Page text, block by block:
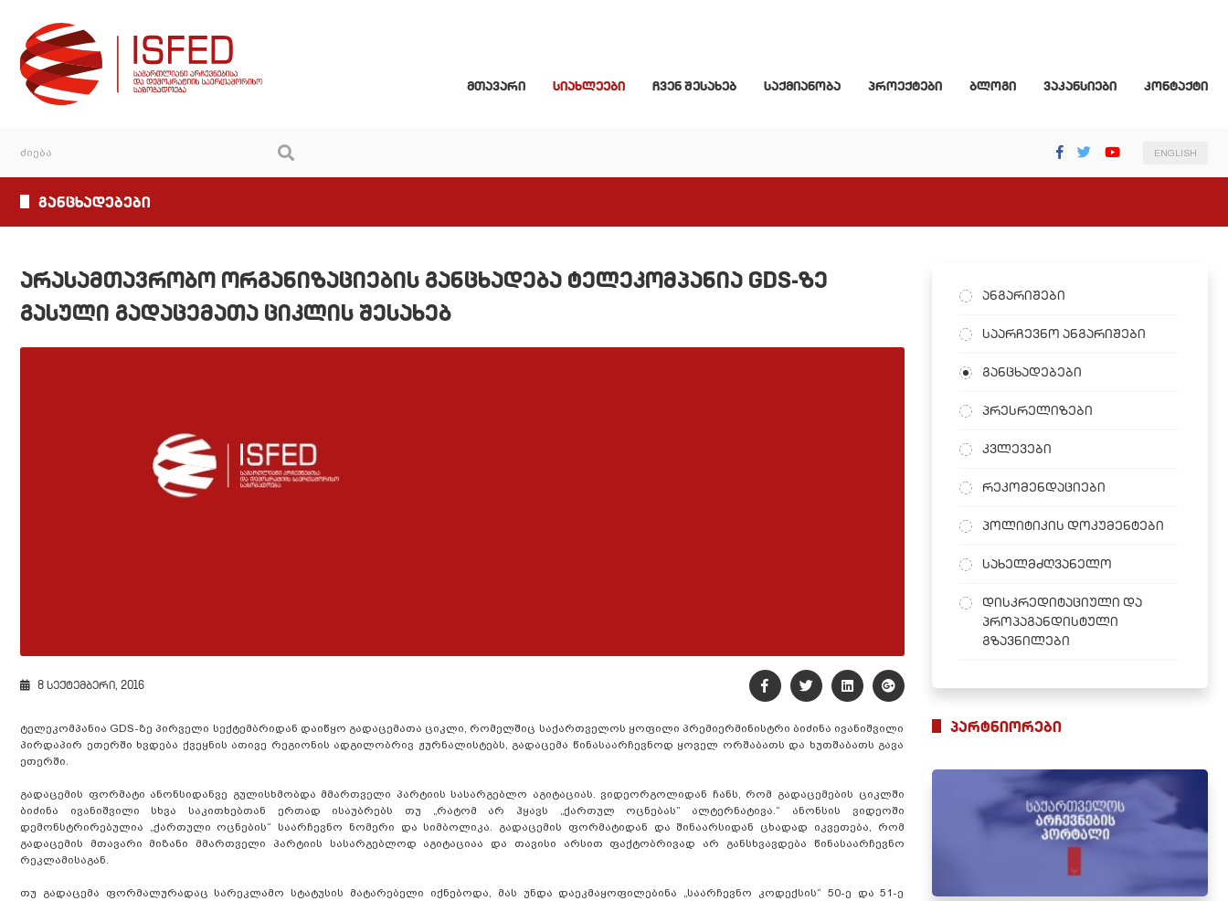
მთავარი სიახლეები ჩვენ შესახებ საქმიანობა პროექტები ბლოგი ვაკანსიები კონტაქტი
ENGLISH
განცხადებები
არასამთავრობო ორგანიზაციების განცხადება ტელეკომპანია GDS-ზე
გასული გადაცემათა ციკლის შესახებ
8 სექტემბერი, 2016
ტელეკომპანია GDS-ზე პირველი სექტემბრიდან დაიწყო გადაცემათა ციკლი, რომელშიც საქართველოს ყოფილი პრემიერმინისტრი ბიძინა ივანიშვილი
პირდაპირ ეთერში ხვდება ქვეყნის ათივე რეგიონის ადგილობრივ ჟურნალისტებს, გადაცემა წინასაარჩევნოდ ყოველ ორშაბათს და ხუთშაბათს გავა
ეთერში.
გადაცემის ფორმატი ანონსიდანვე გულისხმობდა მმართველი პარტიის სასარგებლო აგიტაციას. ვიდეორგოლიდან ჩანს, რომ გადაცემების ციკლში
ბიძინა ივანიშვილი სხვა საკითხებთან ერთად ისაუბრებს თუ „რატომ არ ჰყავს „ქართულ ოცნებას” ალტერნატივა.“ ანონსის ვიდეოში
დემონსტრირებულია „ქართული ოცნების“ საარჩევნო ნომერი და სიმბოლიკა. გადაცემის ფორმატიდან და შინაარსიდან ცხადად იკვეთება, რომ
გადაცემის მთავარი მიზანი მმართველი პარტიის სასარგებლოდ აგიტაციაა და თავისი არსით ფაქტობრივად არ განსხვავდება წინასაარჩევნო
რეკლამისაგან.
თუ გადაცემა ფორმალურადაც სარეკლამო სტატუსის მატარებელი იქნებოდა, მას უნდა დაეკმაყოფილებინა „საარჩევნო კოდექსის“ 50-ე და 51-ე
ანგარიშები
საარჩევნო ანგარიშები
განცხადებები
პრესრელიზები
კვლევები
რეკომენდაციები
პოლიტიკის დოკუმენტები
სახელმძღვანელო
დისკრედიტაციული და
პროპაგანდისტული
გზავნილები
პარტნიორები